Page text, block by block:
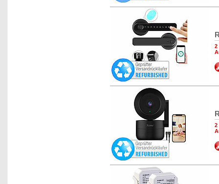
2
2